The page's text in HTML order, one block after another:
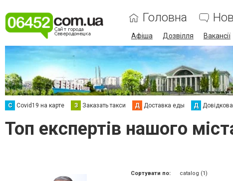
Головна
Афіша Дозвілля Вакансії
С Сovid19 на карте З Заказать такси Д Доставка еды Д Довідкова
Топ експертів нашого
Сортувати по: catalog (1)